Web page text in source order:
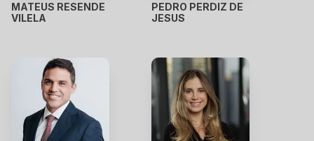
MATEUS RESENDE
VILELA
⁠PEDRO PERDIZ DE
JESUS